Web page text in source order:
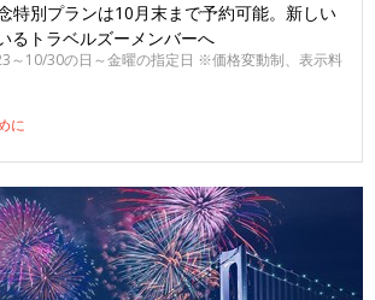
特別プランは10月末まで予約可能。新しい
るトラベルズーメンバーへ
～10/30の日～金曜の指定日 ※価格変動制、表示料
に